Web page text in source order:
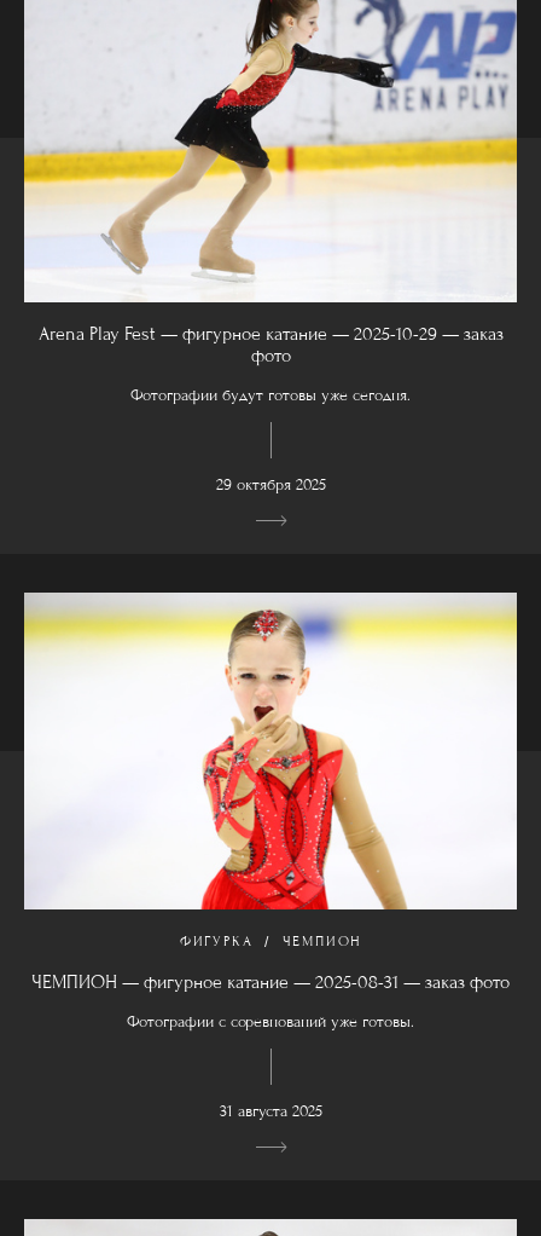
Arena Play Fest — фигурное катание — 2025-10-29 — заказ
фото
Фотографии будут готовы уже сегодня.
29 октября 2025
ФИГУРКА ЧЕМПИОН
ЧЕМПИОН — фигурное катание — 2025-08-31 — заказ фото
Фотографии с соревнований уже готовы.
31 августа 2025